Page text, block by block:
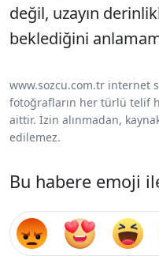
değil, uzayın
beklediğini
www.sozcu.com.tr internet
fotoğrafların her türlü telif
aittir. İzin alınmadan,
edilemez.
Bu habere emoji